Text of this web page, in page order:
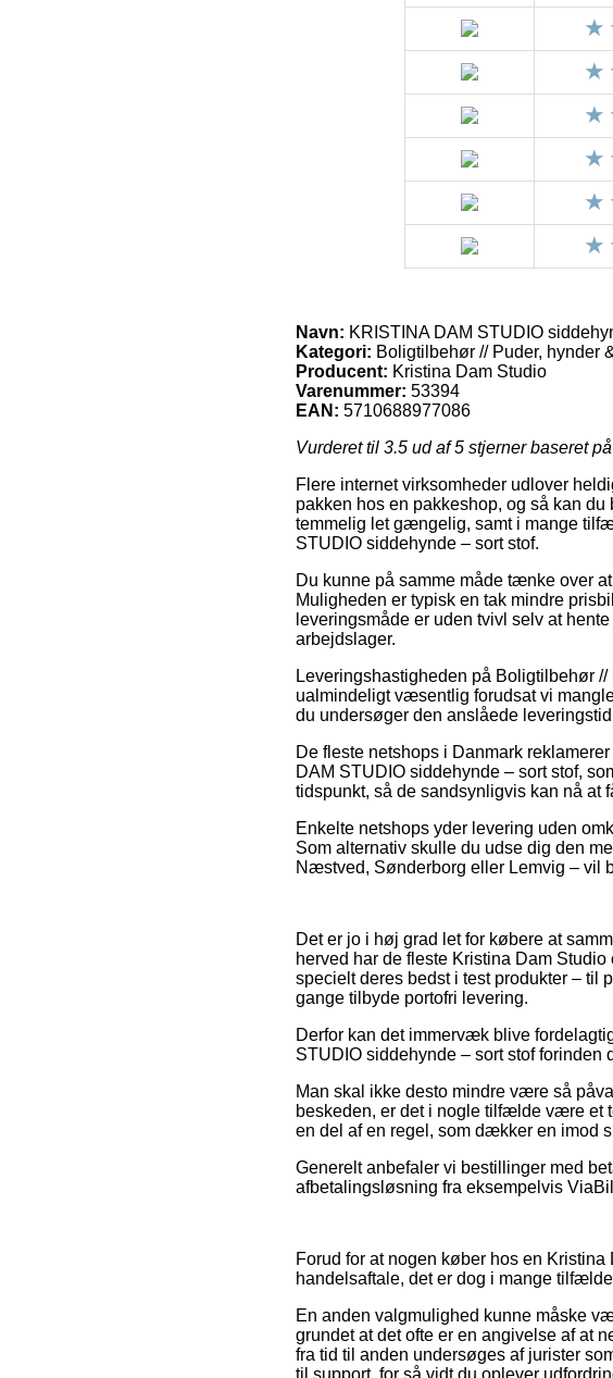
Navn: KRISTINA DAM STUDIO
Kategori: Boligtilbehør // Puder, hynder
Producent: Kristina Dam Studio
Varenummer: 53394
EAN: 5710688977086
Vurderet til 3.5 ud af 5 stjerner baseret på
Flere internet virksomheder udlover
pakken hos en pakkeshop, og så kan
temmelig let gængelig, samt i mange
STUDIO siddehynde – sort stof.
Du kunne på samme måde tænke over
Muligheden er typisk en tak mindre
leveringsmåde er uden tvivl selv at
arbejdslager.
Leveringshastigheden på Boligtilbehør
ualmindeligt væsentlig forudsat vi
du undersøger den anslåede
De fleste netshops i Danmark
DAM STUDIO siddehynde – sort stof,
tidspunkt, så de sandsynligvis kan nå at
Enkelte netshops yder levering uden
Som alternativ skulle du udse dig den
Næstved, Sønderborg eller Lemvig – vil
Det er jo i høj grad let for købere at
herved har de fleste Kristina Dam
specielt deres bedst i test produkter – til
gange tilbyde portofri levering.
Derfor kan det immervæk blive
STUDIO siddehynde – sort stof forinden
Man skal ikke desto mindre være så
beskeden, er det i nogle tilfælde være et
en del af en regel, som dækker en imod
Generelt anbefaler vi bestillinger med
afbetalingsløsning fra eksempelvis
Forud for at nogen køber hos en
handelsaftale, det er dog i mange
En anden valgmulighed kunne måske
grundet at det ofte er en angivelse af at
fra tid til anden undersøges af jurister